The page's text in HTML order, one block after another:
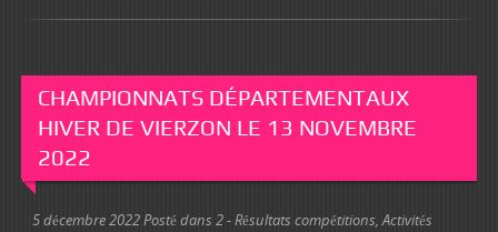
CHAMPIONNATS DÉPARTEMENTAUX
HIVER DE VIERZON LE 13 NOVEMBRE
2022
5 décembre 2022Posté dans 2 - Résultats compétitions,Activités